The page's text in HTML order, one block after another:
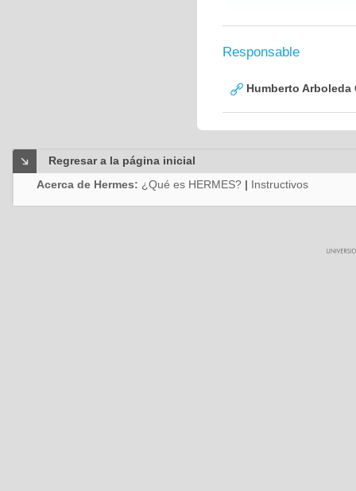
Responsable
Humberto Arboleda
Regresar a la página inicial
Acerca de Hermes: ¿Qué es HERMES? | Instructivos